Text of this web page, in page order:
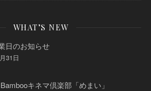
WHAT’S NEW
日のお知らせ
31日
キネマ倶楽部「めまい」